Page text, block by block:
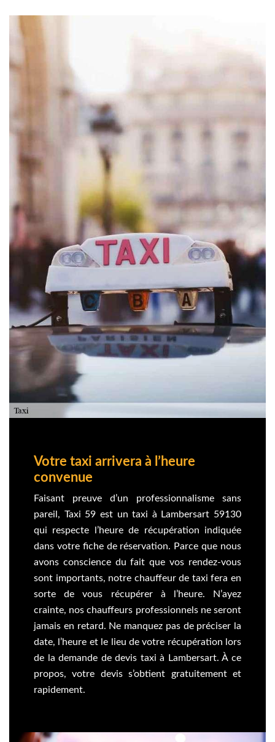
Votre taxi arrivera à l’heure
convenue
Faisant preuve d’un professionnalisme sans
pareil, Taxi 59 est un taxi à Lambersart 59130
qui respecte l’heure de récupération indiquée
dans votre fiche de réservation. Parce que nous
avons conscience du fait que vos rendez-vous
sont importants, notre chauffeur de taxi fera en
sorte de vous récupérer à l’heure. N’ayez
crainte, nos chauffeurs professionnels ne seront
jamais en retard. Ne manquez pas de préciser la
date, l’heure et le lieu de votre récupération lors
de la demande de devis taxi à Lambersart. À ce
propos, votre devis s’obtient gratuitement et
rapidement.